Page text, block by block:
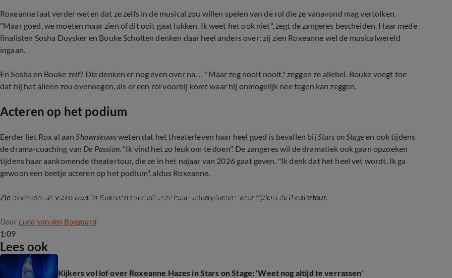
Roxeanne laat verder weten dat ze zelfs in de musical zou willen spelen van de rol die ze vanavond mag vertolken.
"Maar goed, we moeten maar zien of dit ooit gaat lukken. Ik weet het ook niet", zegt de zangeres bescheiden. Haar mede
finalisten Sosha Duysker en Bouke Scholten denken daar heel anders over: zij zien Roxeanne wel de musicalwereld
ingaan.
En Sosha en Bouke zelf? Die denken er nog even over na… "Maar zeg nooit nooit," zeggen ze allebei. Bouke voegt toe
dat hij het alleen zou overwegen, als er een rol voorbij komt waar hij onmogelijk nee tegen kan zeggen.
Acteren op het podium
Eerder liet Rox al aanShownieuwsweten dat het theaterleven haar heel goed is bevallen bij Stars on Stageen ook tijdens
de drama-coaching van De Passion. "Ik vind het zo leuk om te doen". De zangeres wil de dramatiek ook gaan opzoeken
tijdens haar aankomende theatertour, die ze in het najaar van 2026 gaat geven. "Ik denk dat het heel vet wordt. Ik ga
gewoon een beetje acteren op het podium", aldus Roxeanne.
Zie hieronder de video waarin Roxeanne vertelt over haar acteerplannen voor tijdens de theatertour.
1:09
Roxeanne Hazes over invulling theatertour, dit kun je verwachten
Door Luna van den Boogaard
Lees ook
Kijkers vol lof over Roxeanne Hazes in Stars on Stage: 'Weet nog altijd te verrassen'